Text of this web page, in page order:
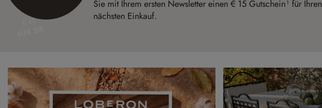
€ 15
Sie mit Ihrem ersten Newsletter einen € 15 Gutschein¹ für Ihren
nächsten Einkauf.